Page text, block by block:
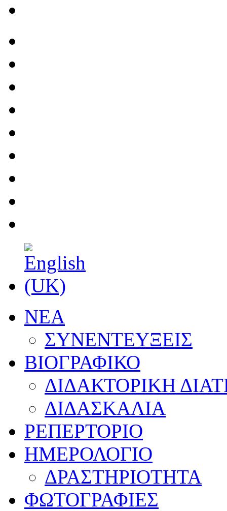
NEA
ΣΥΝΕΝΤΕΥΞΕΙΣ
ΒΙΟΓΡΑΦΙΚΟ
ΔΙΔΑΚΤΟΡΙΚΗ
ΔΙΔΑΣΚΑΛΙΑ
ΡΕΠΕΡΤΟΡΙΟ
ΗΜΕΡΟΛΟΓΙΟ
ΔΡΑΣΤΗΡΙΟΤΗΤΑ
ΦΩΤΟΓΡΑΦΙΕΣ